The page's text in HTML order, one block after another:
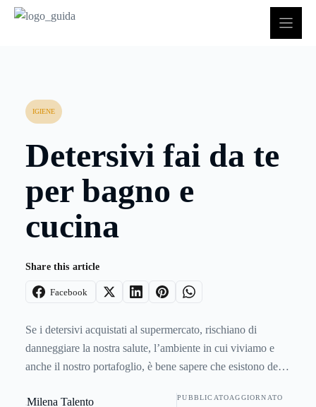
IGIENE
Detersivi fai da te
per bagno e
cucina
Share this article
Facebook
Se i detersivi acquistati al supermercato, rischiano di
danneggiare la nostra salute, l’ambiente in cui viviamo e
anche il nostro portafoglio, è bene sapere che esistono delle
ugualmente efficaci, in particolare per la pulizia del bagno e
Milena Talento PUBBLICATOAGGIORNATO